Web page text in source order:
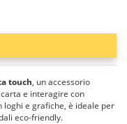
touch, un accessorio
e interagire con
loghi e grafiche, è ideale per
eco-friendly.